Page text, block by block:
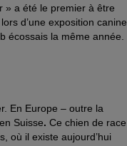
» a été le premier à être
d’une exposition canine
écossais la même année.
En Europe – outre la
Suisse. Ce chien de race
où il existe aujourd’hui